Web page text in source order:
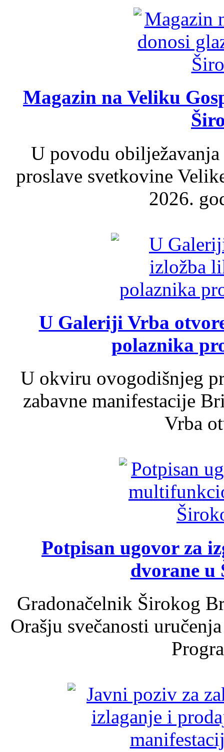
Magazin na Veliku
U povodu
proslave svetkovine
2026.
U Galeriji Vrba
polaznika
U okviru ovogodišnjeg
zabavne manifestacije
Vrba
Potpisan ugovor za
dvorane u
Gradonačelnik Širokog
Orašju svečanosti